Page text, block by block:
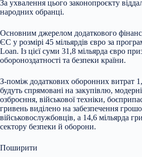
За ухвалення цього законопроєкту
народних обранці.
Основним джерелом додаткового
ЄС у розмірі 45 мільярдів євро за
Loan. Із цієї суми 31,8 мільярда євро
обороноздатності та безпеки країни.
З-поміж додаткових оборонних витрат
будуть спрямовані на закупівлю,
озброєння, військової техніки,
гривень виділено на забезпечення
військовослужбовців, а 14,6 мільярда
сектору безпеки й оборони.
Поширити